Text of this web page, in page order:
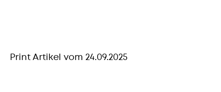
Print Artikel vom 24.09.2025